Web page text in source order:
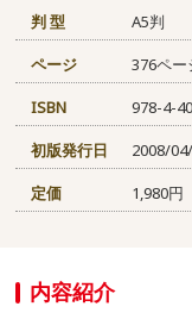
判 型
A5判
ページ
376ペー
ISBN
978-4-
初版発行日
2008/
定価
1,980円
内容紹介